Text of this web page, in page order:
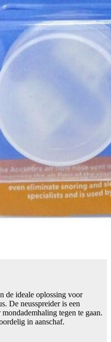
de ideale oplossing voor
De neusspreider is een
tegen te gaan.
in aanschaf.